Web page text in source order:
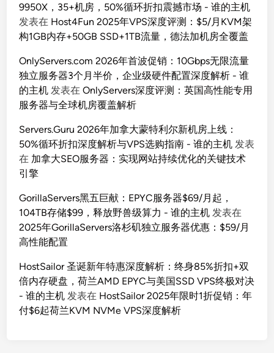
9950X，35+机房，50%循环折扣震撼市场 - 谁的主机
发表在 Host4Fun 2025年VPS深度评测：$5/月KVM架
构1GB内存+50GB SSD+1TB流量，德法加机房全覆盖
OnlyServers.com 2026年首波促销：10Gbps无限流量
独立服务器3个月半价，企业级硬件配置深度解析 - 谁
的主机 发表在OnlyServers深度评测：英国高性能专用
服务器与全球机房覆盖解析
Servers.Guru 2026年加拿大蒙特利尔新机房上线：
50%循环折扣深度解析与VPS选购指南 - 谁的主机 发表
在 加拿大SEO服务器：实现网站持续优化的关键技术
引擎
GorillaServers黑五巨献：EPYC服务器$69/月起，
104TB存储$99，释放野兽级算力 - 谁的主机 发表在
2025年GorillaServers洛杉矶独立服务器优惠：$59/月
高性能配置
HostSailor 圣诞新年特惠深度解析：终身85%折扣+双
倍内存硬盘，荷兰AMD EPYC与美国SSD VPS终极对决
- 谁的主机 发表在 HostSailor 2025年限时1折促销：年
付$6起荷兰KVM NVMe VPS深度解析